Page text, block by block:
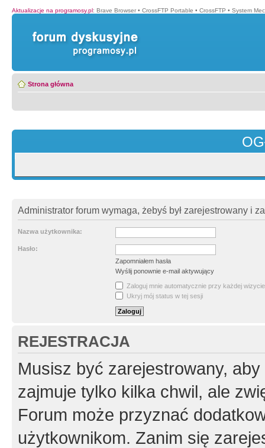
Aktualizacje na programosy.pl: Brave Browser • CrossFTP Portable • CrossFTP • System
Strona główna
Administrator forum wymaga, żebyś był zarejestrowany i
Nazwa użytkownika:
Hasło:
Zapomniałem hasła
Wyślij ponownie e-mail aktywujący
Zaloguj mnie automatycznie przy każdej wizycie
Ukryj mój status w tej sesji
REJESTRACJA
Musisz być zarejestrowany,
zajmuje tylko kilka chwil, ale
Forum może przyznać
użytkownikom. Zanim się